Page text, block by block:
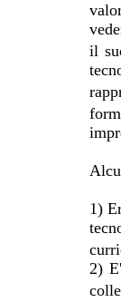
il
1)
2)